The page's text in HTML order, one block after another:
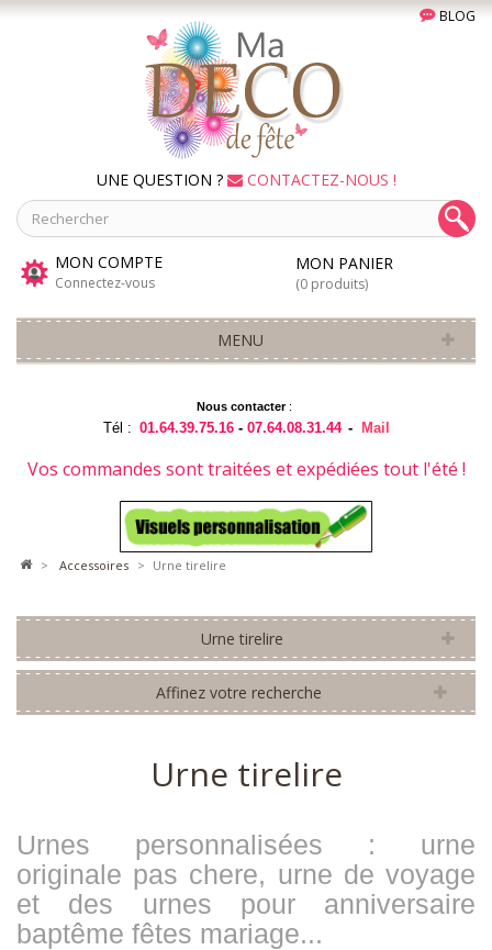
BLOG
UNE QUESTION ? CONTACTEZ-NOUS !
MON COMPTE
Connectez-vous
MON PANIER
(0 produits)
MENU
Nous contacter:
Tél : 01.64.39.75.16 -07.64.08.31.44 - Mail
Vos commandes sont traitées et expédiées tout l'été !
> accessoires > Urne tirelire
Urne tirelire
Affinez votre recherche
Urne tirelire
Urnes personnalisées : urne
originale pas chere, urne de voyage
et des urnes pour anniversaire
baptême fêtes mariage...